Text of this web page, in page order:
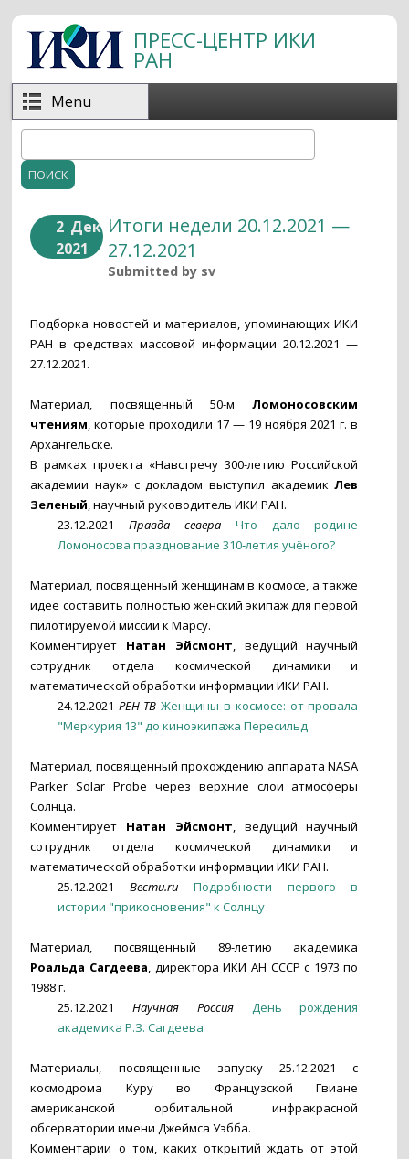
Перейти к основному содержанию
ПРЕСС-ЦЕНТР ИКИ
РАН
Menu
Форма поиска
2 Дек
2021
Итоги недели 20.12.2021 —
27.12.2021
Submitted by sv
Подборка новостей и материалов, упоминающих ИКИ
РАН в средствах массовой информации 20.12.2021 —
27.12.2021.
Материал, посвященный 50-мЛомоносовским
чтениям, которые проходили 17 — 19 ноября 2021 г. в
Архангельске.
В рамках проекта «Навстречу 300-летию Российской
академии наук» с докладом выступил академикЛев
Зеленый, научный руководитель ИКИ РАН.
23.12.2021Правда севера
Что дало родине
Ломоносова празднование 310‑летия учёного?
Материал, посвященный женщинам в космосе, а также
идее составить полностью женский экипаж для первой
пилотируемой миссии к Марсу.
Комментирует Натан Эйсмонт, ведущий научный
сотрудник отдела космической динамики и
математической обработки информации ИКИ РАН.
24.12.2021РЕН-ТВ Женщины в космосе: от провала
"Меркурия 13" до киноэкипажа Пересильд
Материал, посвященный прохождению аппарата NASA
Parker Solar Probe через верхние слои атмосферы
Солнца.
Комментирует Натан Эйсмонт, ведущий научный
сотрудник отдела космической динамики и
математической обработки информации ИКИ РАН.
25.12.2021Вести.ru
Подробности первого в
истории "прикосновения" к Солнцу
Материал, посвященный 89-летию академика
Роальда Сагдеева, директора ИКИ АН СССР с 1973 по
1988 г.
25.12.2021Научная Россия
День рождения
академика Р.З. Сагдеева
Материалы, посвященные запуску 25.12.2021 с
космодрома Куру во Французской Гвиане
американской орбитальной инфракрасной
обсерватории имени Джеймса Уэбба.
Комментарии о том, каких открытий ждать от этой